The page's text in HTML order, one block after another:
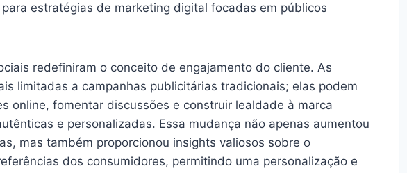
estratégias de marketing digital focadas em públicos
redefiniram o conceito de engajamento do cliente. As
limitadas a campanhas publicitárias tradicionais; elas podem
online, fomentar discussões e construir lealdade à marca
e personalizadas. Essa mudança não apenas aumentou
mas também proporcionou insights valiosos sobre o
dos consumidores, permitindo uma personalização e